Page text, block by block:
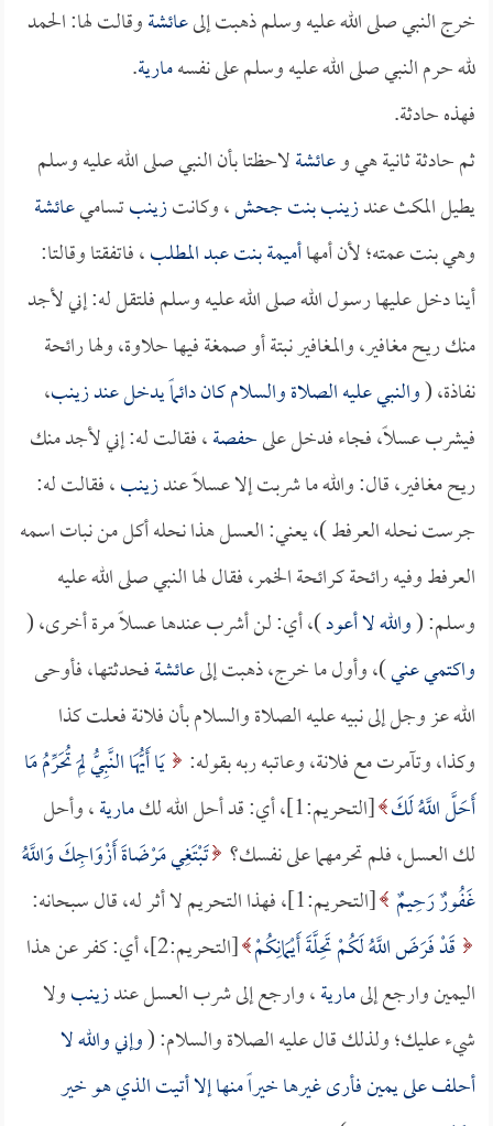
خرج النبي صلى الله عليه وسلم ذهبت إلىعائشةوقالت لها: الحمد
لله حرم النبي صلى الله عليه وسلم على نفسهمارية.
فهذه حادثة.
ثم حادثة ثانية هي وعائشةلاحظتا بأن النبي صلى الله عليه وسلم
يطيل المكث عندزينب بنت جحش، وكانتزينبتساميعائشة
وهي بنت عمته؛ لأن أمهاأميمة بنت عبد المطلب، فاتفقتا وقالتا:
أينا دخل عليها رسول الله صلى الله عليه وسلم فلتقل له: إني لأجد
منك ريح مغافير، والمغافير نبتة أو صمغة فيها حلاوة، ولها رائحة
نفاذة، (والنبي عليه الصلاة والسلام كان دائماً يدخل عندزينب،
فيشرب عسلاً، فجاء فدخل علىحفصة، فقالت له: إني لأجد منك
ريح مغافير، قال: والله ما شربت إلا عسلاً عندزينب، فقالت له:
جرست نحله العرفط )، يعني: العسل هذا نحله أكل من نبات اسمه
العرفط وفيه رائحة كرائحة الخمر، فقال لها النبي صلى الله عليه
وسلم: (والله لا أعود)، أي: لن أشرب عندها عسلاً مرة أخرى، (
واكتمي عني)، وأول ما خرج، ذهبت إلىعائشةفحدثتها، فأوحى
الله عز وجل إلى نبيه عليه الصلاة والسلام بأن فلانة فعلت كذا
وكذا، وتآمرت مع فلانة، وعاتبه ربه بقوله: يَا أَيُّهَا النَّبِيُّ لِمَ تُحَرِّمُ مَا
أَحَلَّ اللَّهُ لَكَ [التحريم:1]، أي: قد أحل الله لك مارية، وأحل
لك العسل، فلم تحرمهما على نفسك؟ تَبْتَغِي مَرْضَاةَ أَزْوَاجِكَ وَاللَّهُ
غَفُورٌ رَحِيمٌ [التحريم:1]، فهذا التحريم لا أثر له، قال سبحانه:
قَدْ فَرَضَ اللَّهُ لَكُمْ تَحِلَّةَ أَيْمَانِكُمْ
[التحريم:2]، أي: كفر عن هذا
اليمين وارجع إلىمارية، وارجع إلى شرب العسل عندزينبولا
شيء عليك؛ ولذلك قال عليه الصلاة والسلام: (وإني والله لا
أحلف على يمين فأرى غيرها خيراً منها إلا أتيت الذي هو خير